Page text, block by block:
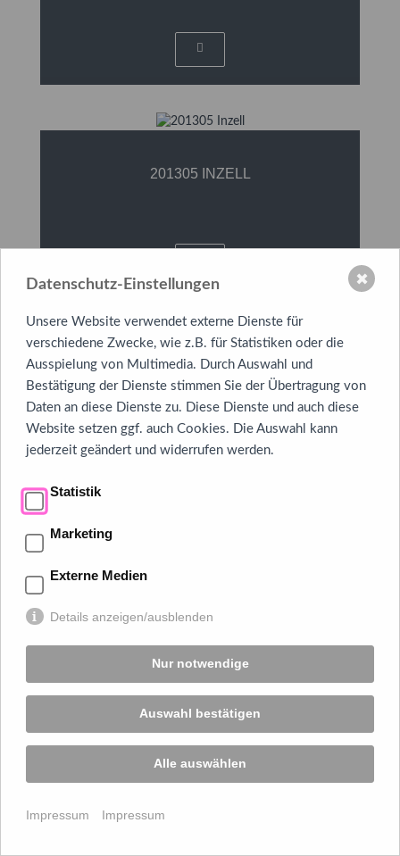
201305 INZELL
201305 INZELL
Datenschutz-Einstellungen
Unsere Website verwendet externe Dienste für
verschiedene Zwecke, wie z.B. für Statistiken oder die
Ausspielung von Multimedia. Durch Auswahl und
Bestätigung der Dienste stimmen Sie der Übertragung von
Daten an diese Dienste zu. Diese Dienste und auch diese
Website setzen ggf. auch Cookies. Die Auswahl kann
jederzeit geändert und widerrufen werden.
Statistik
Marketing
Externe Medien
Details anzeigen/ausblenden
Nur notwendige
Auswahl bestätigen
Alle auswählen
Impressum Impressum
✖